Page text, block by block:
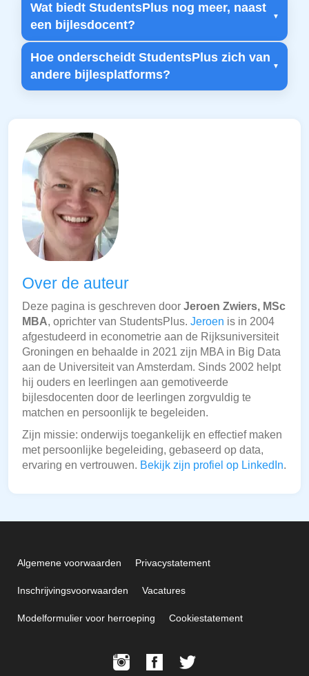
Wat biedt StudentsPlus nog meer, naast
een bijlesdocent?
Hoe onderscheidt StudentsPlus zich van
andere bijlesplatforms?
Over de auteur
Deze pagina is geschreven door Jeroen Zwiers, MSc
MBA, oprichter van StudentsPlus. Jeroen is in 2004
afgestudeerd in econometrie aan de Rijksuniversiteit
Groningen en behaalde in 2021 zijn MBA in Big Data
aan de Universiteit van Amsterdam. Sinds 2002 helpt
hij ouders en leerlingen aan gemotiveerde
bijlesdocenten door de leerlingen zorgvuldig te
matchen en persoonlijk te begeleiden.
Zijn missie: onderwijs toegankelijk en effectief maken
met persoonlijke begeleiding, gebaseerd op data,
ervaring en vertrouwen. Bekijk zijn profiel op LinkedIn.
Algemene voorwaarden Privacystatement
Inschrijvingsvoorwaarden Vacatures
Modelformulier voor herroeping Cookiestatement